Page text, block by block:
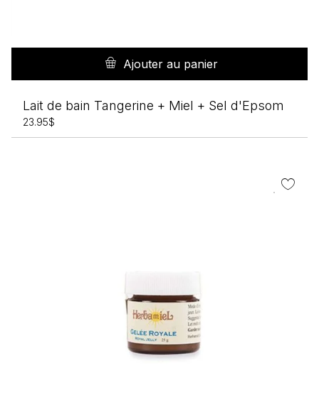
Ajouter au panier
Lait de bain Tangerine + Miel + Sel d'Epsom
23.95$